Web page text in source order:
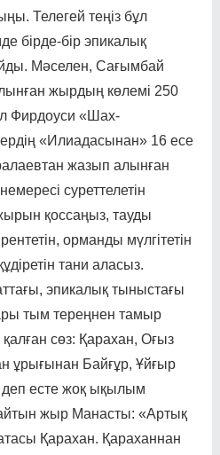
Телегей теңіз бұл
бірде-бір эпикалық
Мәселен, Сағымбай
жырдың көлемі 250
Фирдоуси «Шах­
«Илиа­дасынан» 16 есе
жазып алын­ған
суреттелетін
қос­са­ңыз, тауды
орманды мүл­­гі­тетін
тани аласыз.
эпикалық тыныстағы
тым те­реңнен тамыр
сөз: Қарахан, Оғыз
ұрығынан Байғұр, Ұйғыр
деп есте жоқ ықылым
жыр Манасты: «Артық
Қарахан. Қараханнан